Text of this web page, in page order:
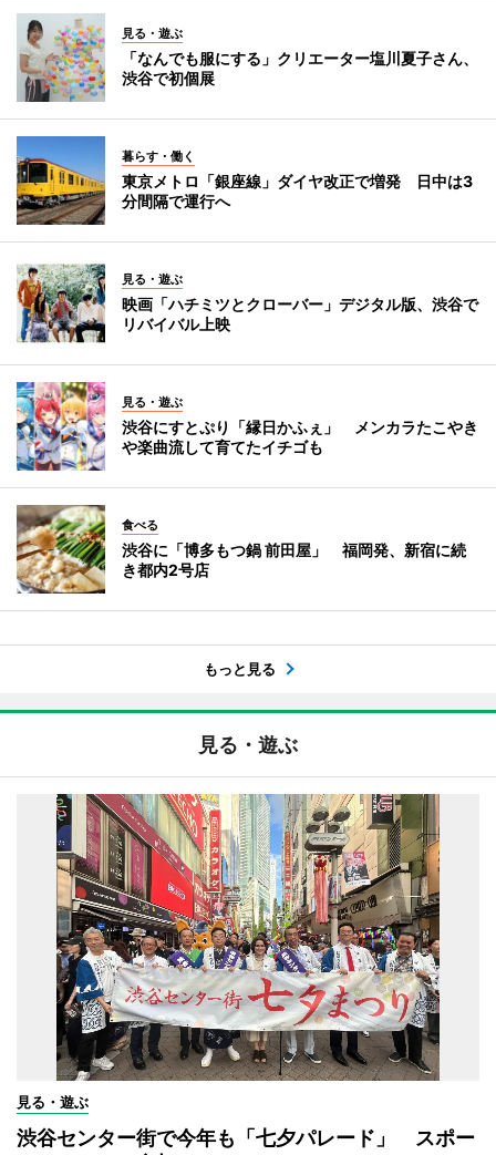
見る・遊ぶ
「なんでも服にする」クリエーター塩川夏子さん、
渋谷で初個展
暮らす・働く
東京メトロ「銀座線」ダイヤ改正で増発 日中は3
分間隔で運行へ
見る・遊ぶ
映画「ハチミツとクローバー」デジタル版、渋谷で
リバイバル上映
見る・遊ぶ
渋谷にすとぷり「縁日かふぇ」 メンカラたこやき
や楽曲流して育てたイチゴも
食べる
渋谷に「博多もつ鍋 前田屋」 福岡発、新宿に続
き都内2号店
もっと見る
見る・遊ぶ
見る・遊ぶ
渋谷センター街で今年も「七夕パレード」 スポー